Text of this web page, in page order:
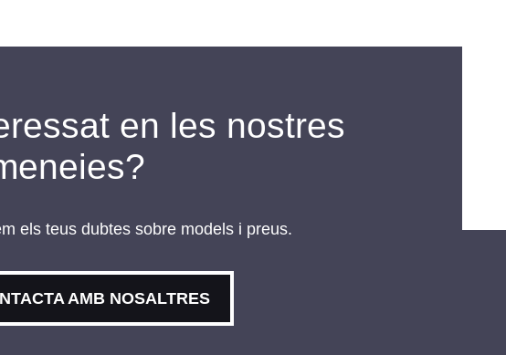
en les nostres
els teus dubtes sobre models i preus.
AMB NOSALTRES